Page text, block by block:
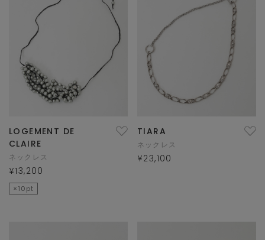
LOGEMENT DE
CLAIRE
ネックレス
¥13,200
×10pt
TIARA
ネックレス
¥23,100